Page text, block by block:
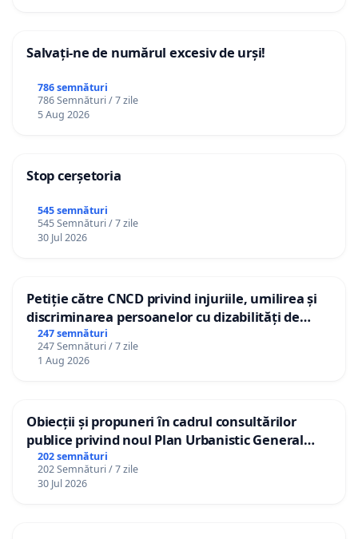
Salvați-ne de numărul excesiv de urși!
786 semnături
786 Semnături / 7 zile
5 Aug 2026
Stop cerșetoria
545 semnături
545 Semnături / 7 zile
30 Jul 2026
Petiție către CNCD privind injuriile, umilirea și
discriminarea persoanelor cu dizabilități de
către utilizatorul TikTok „Gorici”
247 semnături
247 Semnături / 7 zile
1 Aug 2026
Obiecții și propuneri în cadrul consultărilor
publice privind noul Plan Urbanistic General
(PUG) Ialoveni
202 semnături
202 Semnături / 7 zile
30 Jul 2026